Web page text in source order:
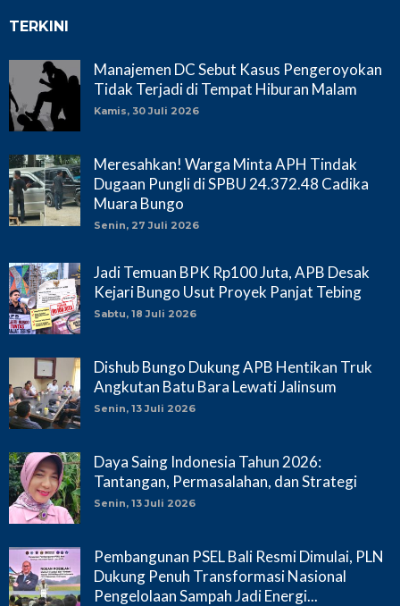
TERKINI
Manajemen DC Sebut Kasus Pengeroyokan
Tidak Terjadi di Tempat Hiburan Malam
Kamis, 30 Juli 2026
Meresahkan! Warga Minta APH Tindak
Dugaan Pungli di SPBU 24.372.48 Cadika
Muara Bungo
Senin, 27 Juli 2026
Jadi Temuan BPK Rp100 Juta, APB Desak
Kejari Bungo Usut Proyek Panjat Tebing
Sabtu, 18 Juli 2026
Dishub Bungo Dukung APB Hentikan Truk
Angkutan Batu Bara Lewati Jalinsum
Senin, 13 Juli 2026
Daya Saing Indonesia Tahun 2026:
Tantangan, Permasalahan, dan Strategi
Senin, 13 Juli 2026
Pembangunan PSEL Bali Resmi Dimulai, PLN
Dukung Penuh Transformasi Nasional
Pengelolaan Sampah Jadi Energi...